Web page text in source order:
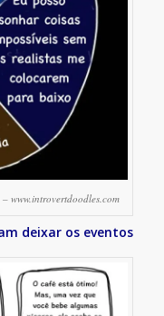
www.introvertdoodles.com
deixar os eventos